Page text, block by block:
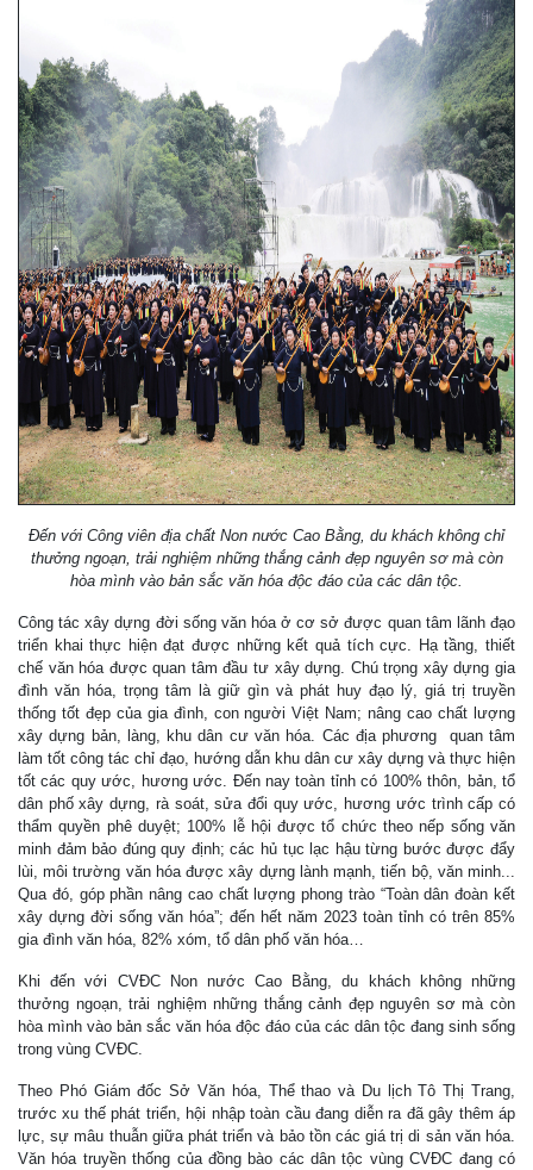
Đến với Công viên địa chất Non nước Cao Bằng, du khách không chỉ
thưởng ngoạn, trải nghiệm những thắng cảnh đẹp nguyên sơ mà còn
hòa mình vào bản sắc văn hóa độc đáo của các dân tộc.
Công tác xây dựng đời sống văn hóa ở cơ sở được quan tâm lãnh đạo
triển khai thực hiện đạt được những kết quả tích cực. Hạ tầng, thiết
chế văn hóa được quan tâm đầu tư xây dựng. Chú trọng xây dựng gia
đình văn hóa, trọng tâm là giữ gìn và phát huy đạo lý, giá trị truyền
thống tốt đẹp của gia đình, con người Việt Nam; nâng cao chất lượng
xây dựng bản, làng, khu dân cư văn hóa. Các địa phương quan tâm
làm tốt công tác chỉ đạo, hướng dẫn khu dân cư xây dựng và thực hiện
tốt các quy ước, hương ước. Đến nay toàn tỉnh có 100% thôn, bản, tổ
dân phố xây dựng, rà soát, sửa đổi quy ước, hương ước trình cấp có
thẩm quyền phê duyệt; 100% lễ hội được tổ chức theo nếp sống văn
minh đảm bảo đúng quy định; các hủ tục lạc hậu từng bước được đẩy
lùi, môi trường văn hóa được xây dựng lành mạnh, tiến bộ, văn minh...
Qua đó, góp phần nâng cao chất lượng phong trào “Toàn dân đoàn kết
xây dựng đời sống văn hóa”; đến hết năm 2023 toàn tỉnh có trên 85%
gia đình văn hóa, 82% xóm, tổ dân phố văn hóa…
Khi đến với CVĐC Non nước Cao Bằng, du khách không những
thưởng ngoạn, trải nghiệm những thắng cảnh đẹp nguyên sơ mà còn
hòa mình vào bản sắc văn hóa độc đáo của các dân tộc đang sinh sống
trong vùng CVĐC.
Theo Phó Giám đốc Sở Văn hóa, Thể thao và Du lịch Tô Thị Trang,
trước xu thế phát triển, hội nhập toàn cầu đang diễn ra đã gây thêm áp
lực, sự mâu thuẫn giữa phát triển và bảo tồn các giá trị di sản văn hóa.
Văn hóa truyền thống của đồng bào các dân tộc vùng CVĐC đang có